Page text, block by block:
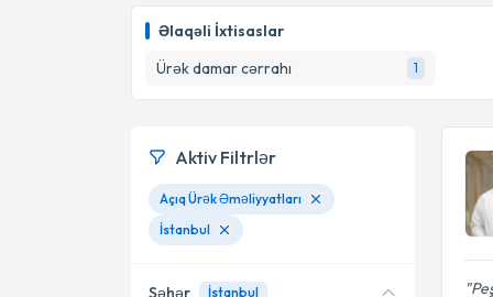
Əlaqəli İxtisaslar
Ürək damar cərrahı
1
Aktiv Filtrlər
Açıq Ürək Əməliyyatları
İstanbul
Şəhər İstanbul